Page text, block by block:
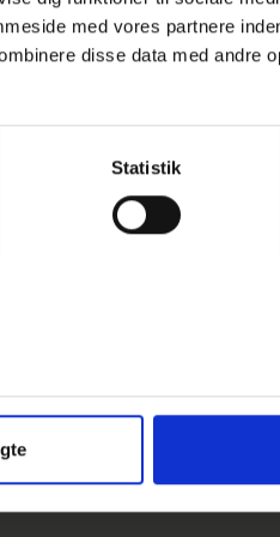
med vores partnere
disse data med andre
Statistik
styres hele systemet?
vævens opbygning
som gruppen og tiden
i 35 år. Og som de seneste 15 år
maskinvæve.
noget at spise til - evt. lave